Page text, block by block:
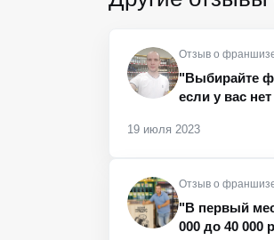
Отзыв о
"Выбирайте
если у вас
19 июля 2023
Отзыв о
"В первый
000 до 40 000